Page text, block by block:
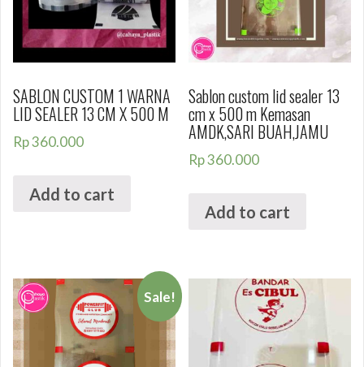
SABLON CUSTOM 1 WARNA
LID SEALER 13 CM X 500 M
Rp360.000
Add to cart
Sablon custom lid sealer 13
cm x 500 m Kemasan
AMDK,SARI BUAH,JAMU
Rp360.000
Add to cart
Sale!